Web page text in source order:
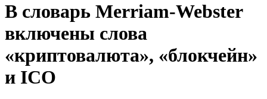
В словарь Merriam-Webster
включены слова
«криптовалюта», «блокчейн»
и ICO